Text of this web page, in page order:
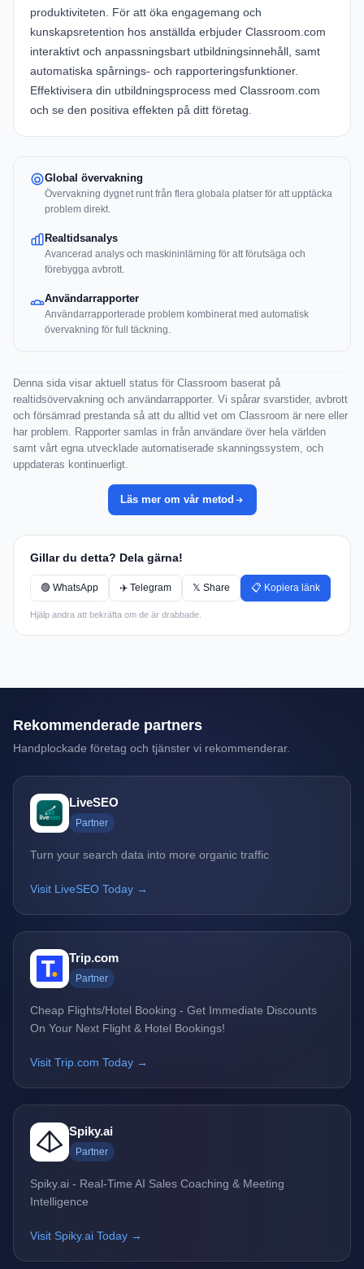
produktiviteten. För att öka engagemang och
kunskapsretention hos anställda erbjuder Classroom.com
interaktivt och anpassningsbart utbildningsinnehåll, samt
automatiska spårnings- och rapporteringsfunktioner.
Effektivisera din utbildningsprocess med Classroom.com
och se den positiva effekten på ditt företag.
Global övervakning
Övervakning dygnet runt från flera globala platser för att upptäcka
problem direkt.
Realtidsanalys
Avancerad analys och maskininlärning för att förutsäga och
förebygga avbrott.
Användarrapporter
Användarrapporterade problem kombinerat med automatisk
övervakning för full täckning.
Denna sida visar aktuell status för Classroom baserat på
realtidsövervakning och användarrapporter. Vi spårar svarstider, avbrott
och försämrad prestanda så att du alltid vet om Classroom är nere eller
har problem. Rapporter samlas in från användare över hela världen
samt vårt egna utvecklade automatiserade skanningssystem, och
uppdateras kontinuerligt.
Läs mer om vår metod
Gillar du detta? Dela gärna!
🟢 WhatsApp ✈️ Telegram 𝕏 Share 📋 Kopiera länk
Hjälp andra att bekräfta om de är drabbade.
Rekommenderade partners
Handplockade företag och tjänster vi rekommenderar.
LiveSEO
Partner
Turn your search data into more organic traffic
Visit LiveSEO Today →
Trip.com
Partner
Cheap Flights/Hotel Booking - Get Immediate Discounts
On Your Next Flight & Hotel Bookings!
Visit Trip.com Today →
Spiky.ai
Partner
Spiky.ai - Real-Time AI Sales Coaching & Meeting
Intelligence
Visit Spiky.ai Today →